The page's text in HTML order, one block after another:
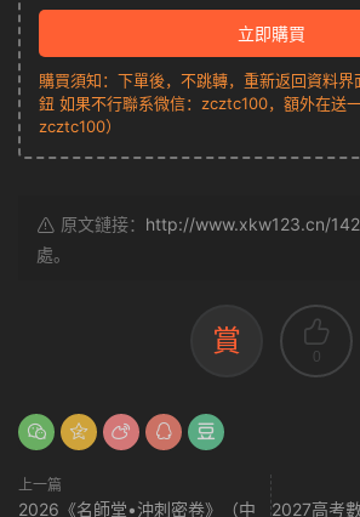
立即購買
購買須知：下單後，不跳轉，重新返回資料
鈕 如果不行聯系微信：zcztc100，額外在送
zcztc100）
原文鏈接： http://www.xkw123.cn/
處。
賞 0
上一篇
2026《名師堂•沖刺密卷》（中
2027高考